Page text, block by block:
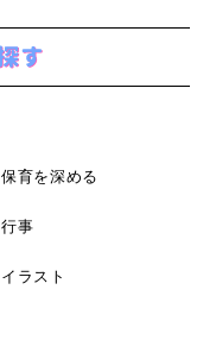
保育を深める
行事
イラスト